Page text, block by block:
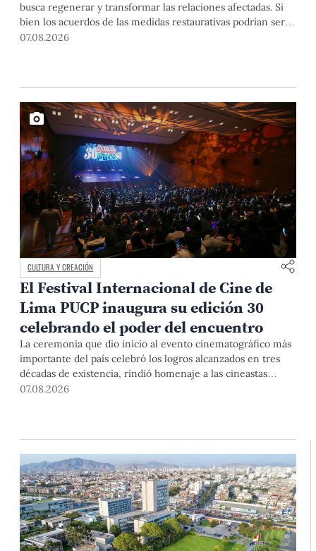
busca regenerar y transformar las relaciones afectadas. Si
bien los acuerdos de las medidas restaurativas podrían ser
considerados por las instancias disciplinarias, este proceso
07.08.2026
CULTURA Y CREACIÓN
El Festival Internacional de Cine de
Lima PUCP inaugura su edición 30
celebrando el poder del encuentro
La ceremonia que dio inicio al evento cinematográfico más
importante del país celebró los logros alcanzados en tres
décadas de existencia, rindió homenaje a las cineastas
Mariana Rondón y Marité Ugás, y planteó un llamado de
07.08.2026